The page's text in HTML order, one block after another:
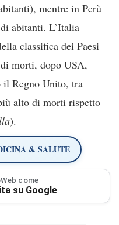
mentre in Perù
abitanti. L’Italia
classifica dei Paesi
morti, dopo USA,
il Regno Unito, tra
alto di morti rispetto
).
& SALUTE
come
su Google